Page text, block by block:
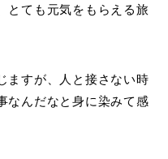
とても元気をもらえる旅
ますが、人と接さない時
なんだなと身に染みて感